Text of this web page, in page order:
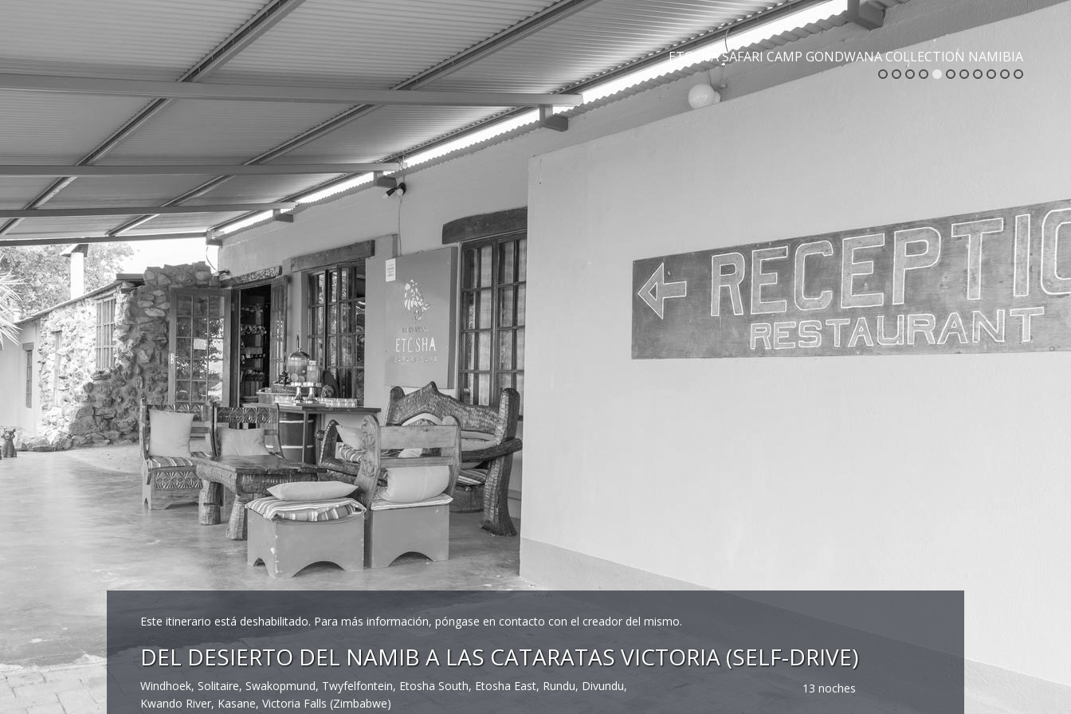
Este itinerario está deshabilitado. Para más información, póngase en contacto con el creador del mismo.
DEL DESIERTO DEL NAMIB A LAS CATARATAS VICTORIA (SELF-DRIVE)
13 noches
Windhoek, Solitaire, Swakopmund, Twyfelfontein, Etosha South, Etosha East, Rundu, Divundu,
Kwando River, Kasane, Victoria Falls (Zimbabwe)
ETOSHA SAFARI CAMP GONDWANA COLLECTION NAMIBIA